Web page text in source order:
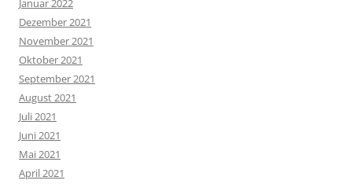
Januar 2022
Dezember 2021
November 2021
Oktober 2021
September 2021
August 2021
Juli 2021
Juni 2021
Mai 2021
April 2021